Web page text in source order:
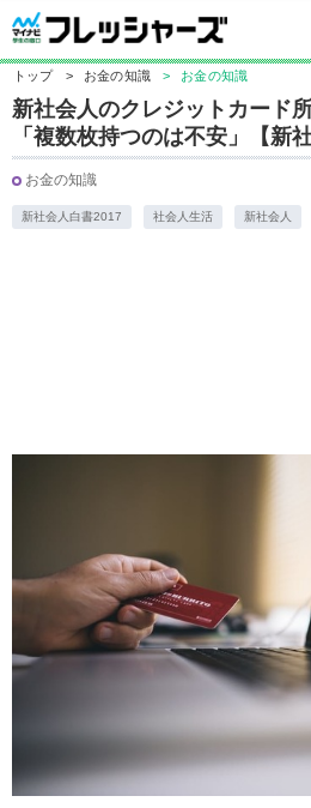
トップ > お金の知識 > お金の知識
新社会人のクレジットカード
「複数枚持つのは不安」【新
お金の知識
新社会人白書2017 社会人生活 新社会人